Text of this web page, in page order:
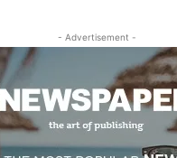
- Advertisement -